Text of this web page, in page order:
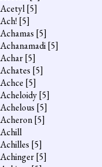
Acetyl[5]
Ach! [5]
Achamas [5]
Achanamadi[5]
Achar[5]
Achates [5]
Achce [5]
Acheloidy[5]
Achelous [5]
Acheron[5]
Achill
Achilles [5]
Achinger[5]